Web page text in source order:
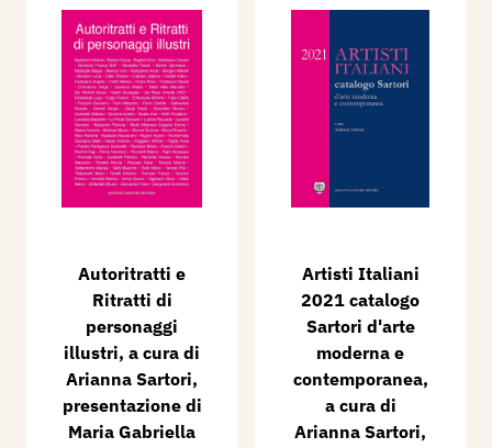
Autoritratti e
Ritratti di
personaggi
illustri, a cura di
Arianna Sartori,
presentazione di
Maria Gabriella
Artisti Italiani
2021 catalogo
Sartori d'arte
moderna e
contemporanea,
a cura di
Arianna Sartori,